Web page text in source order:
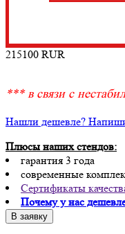
215100 RUR
*** в связи с
Нашли дешевле?
Плюсы наших стендов:
гарантия 3 года
современные
Сертификаты
Почему у нас